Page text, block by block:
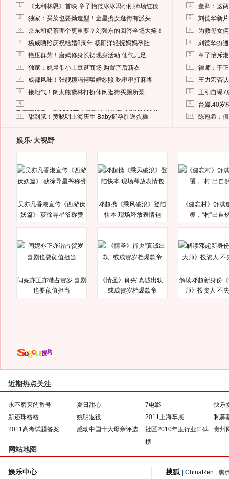
1 《比利林恩》首映 章子怡范冰冰冯小刚捧场红毯
2 独家：买菜也要拗造型！金星携女逛街有派头
3 京东和奶茶哪个更重要？刘强东的回答全场大笑！
4 杨威晒照庆祝结婚8周年 杨阳洋轻抚妈妈孕肚
5 艳压群芳！唐嫣修身长裙现身活动 仙气儿足
6 独家：姚晨带小土豆逛商场 购置产后新衣
7 成都风味！张靓颖冯轲曝婚纱照 吃串串打麻将
8 接地气！阔太熊黛林打扮休闲逛街买厕所泵
9
马蓉离婚后，砸1000万人民币给媒体要求删掉这照片
10 甜到腻！黄晓明上海庆生 Baby挺孕肚送蛋糕
1 董卿：这
2 刘德华新
3 为救母女
4 刘德华扮
5 章子怡斥
6 律师：于
7 王力宏否
8 王刚自曝7
9 台媒:40岁
10 陈冠希：
娱乐·大视野
吴亦凡香港宣传《西游伏
妖篇》 获徐导星爷称赞
邓超携《乘风破浪》登陆
快本 现场释放表情包
《健忘村》舒淇
覆，“村”出自
闫妮亦正亦谐占贺岁 喜剧
也要颜值担当
《情圣》肖央“真诚出轨”
或成贺岁档爆款帝
解读邓超新身份
师》投资人 不
近期热点关注
永不磨灭的番号 夏日甜心 7电影
快乐
新还珠格格
姚明退役 2011上海车展
私募
2011高考试题答案
感动中国十大母亲评选
社区2010年度行业口碑
榜
贵州
网站地图
娱乐中心 搜狐 ChinaRen 焦